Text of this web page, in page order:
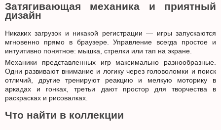
Затягивающая механика и приятный
дизайн
Никаких загрузок и никакой регистрации — игры запускаются
мгновенно прямо в браузере. Управление всегда простое и
интуитивно понятное: мышка, стрелки или тап на экране.
Механики представленных игр максимально разнообразные.
Одни развивают внимание и логику через головоломки и поиск
отличий, другие тренируют реакцию и мелкую моторику в
аркадах и гонках, третьи дают простор для творчества в
раскрасках и рисовалках.
Что найти в коллекции